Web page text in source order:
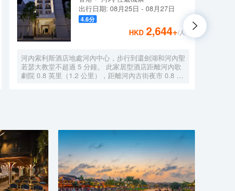
出行日期: 08月25日 - 08月27日
4.6分
HKD 2,644+/人
河內索利斯酒店地處河內中心，步行到還劍湖和河內聖
若瑟大教堂不超過 5 分鐘。 此家居型酒店距離河內歌
劇院 0.8 英里（1.2 公里），距離河內古街夜市 0.8 英
菜，從這裏可欣賞到花園景色。您也可以去咖啡館品味
點心。